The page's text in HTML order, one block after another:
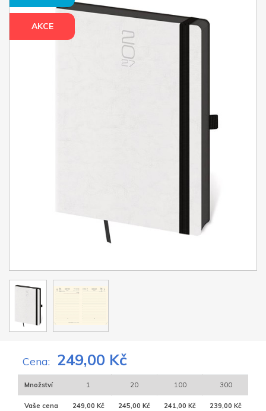
AKCE
Cena: 249,00 Kč
Množství 1 20 100 300
Vaše cena 249,00 Kč 245,00 Kč 241,00 Kč 239,00 Kč